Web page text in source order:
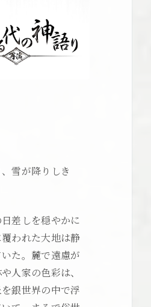
雪が降りしき
差しを穏やかに
われた大地は静
た。麓で遠慮が
人家の色彩は、
銀世界の中で浮